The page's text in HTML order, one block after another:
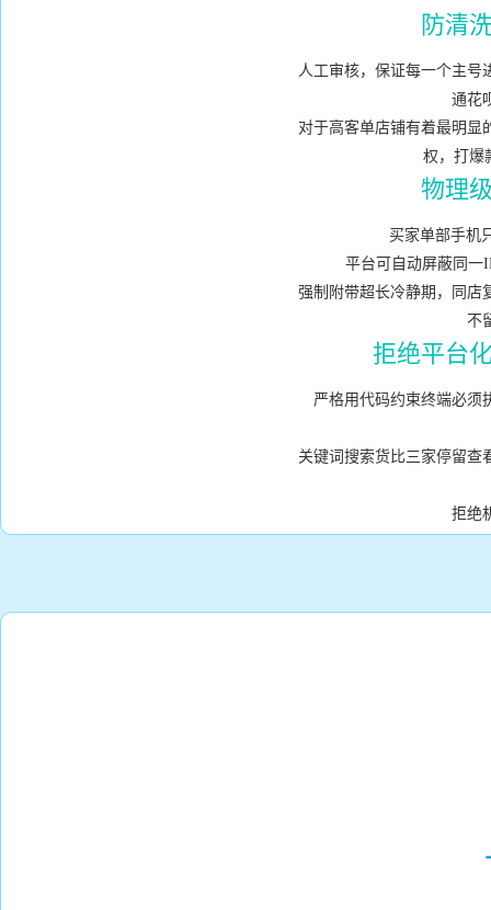
防清
人工审核，保证每一个主号
通花
对于高客单店铺有着最明显
权，打爆
物理
买家单部手机
平台可自动屏蔽同一
强制附带超长冷静期，同店
不
拒绝平台
严格用代码约束终端必须
关键词搜索货比三家停留查
拒绝